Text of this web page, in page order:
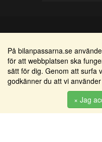
Bilanpassarna
Smedjegatan 22
352 46 Växjö
info@bilanpassarna.se
På bilanpassarna.se
för att webbplatsen ska
sätt för dig. Genom att surfa
godkänner du att vi
× Jag